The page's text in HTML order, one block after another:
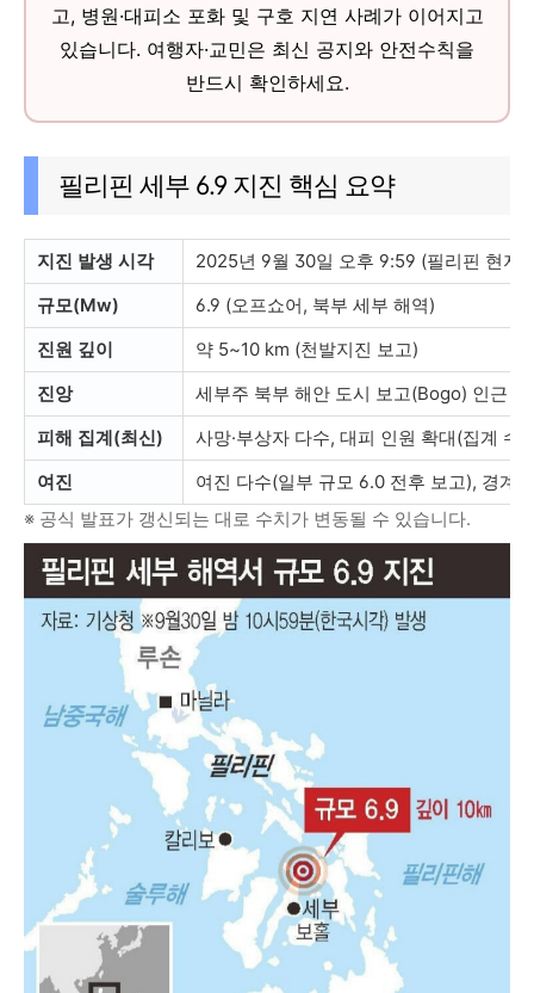
고, 병원·대피소 포화 및 구호 지연 사례가 이어지고
있습니다. 여행자·교민은 최신 공지와 안전수칙을
반드시 확인하세요.
필리핀 세부 6.9 지진 핵심 요약
지진 발생 시각
2025년 9월 30일 오후 9:59 (필리핀 현지
규모(Mw)
6.9 (오프쇼어, 북부 세부 해역)
진원 깊이
약 5~10 km (천발지진 보고)
진앙
세부주 북부 해안 도시 보고(Bogo) 인근
피해 집계(최신)
사망·부상자 다수, 대피 인원 확대(집계 수
여진
여진 다수(일부 규모 6.0 전후 보고), 경계
※ 공식 발표가 갱신되는 대로 수치가 변동될 수 있습니다.